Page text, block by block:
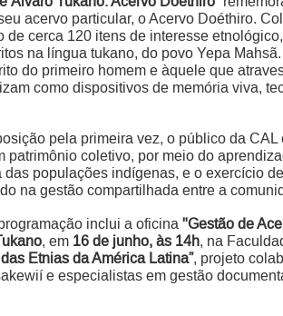
acervo particular, o Acervo Doéthiro.
de cerca 120 itens de interesse
na língua tukano, do povo Yepa
do primeiro homem e àquele que
como dispositivos de memória viva,
pela primeira vez, o público da
patrimônio coletivo, por meio do
populações indígenas, e o exercício
na gestão compartilhada entre a
inclui a oficina "Gestão de
, em 16 de junho, às 14h, na
Etnias da América Latina”, projeto
e especialistas em gestão